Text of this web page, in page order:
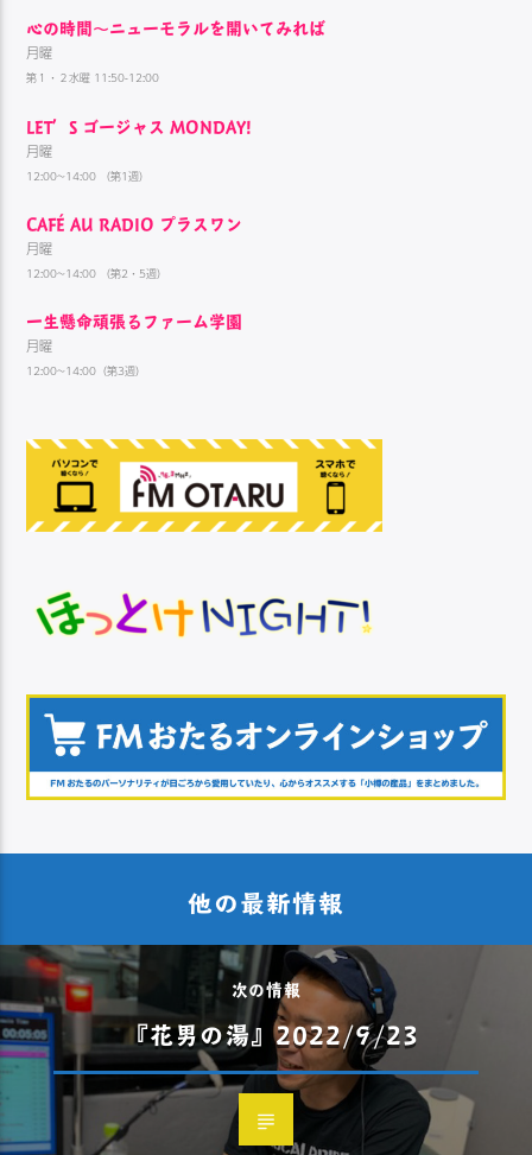
心の時間～ニューモラルを開いてみれば
月曜
第１・２水曜 11:50-12:00
LET’S ゴージャス MONDAY!
月曜
12:00~14:00 （第1週）
CAFÉ AU RADIO プラスワン
月曜
12:00~14:00 （第2・5週）
一生懸命頑張るファーム学園
月曜
12:00~14:00（第3週）
他の最新情報
次の情報
『花男の湯』2022/9/23